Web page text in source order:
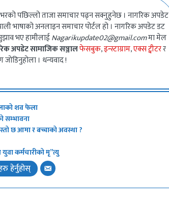
पछिल्लो ताजा समाचार पढ्न सक्नुहुनेछ । नागरिक अपडेट
भाषाको अनलाइन समाचार पोर्टल हो । नागरिक अपडेट डट
भए हामीलाईNagarikupdate02@gmail.comमा मेल
अपडेट सामाजिक सञ्जालफेसबुक,इन्स्टाग्राम,एक्स ट्वीटरर
जोडिनुहोला । धन्यवाद !
शव फेला
सम्भावना
छ आमा र बच्चाको अवस्था ?
कर्मचारीको मृ”त्यु
हेर्नुहोस्